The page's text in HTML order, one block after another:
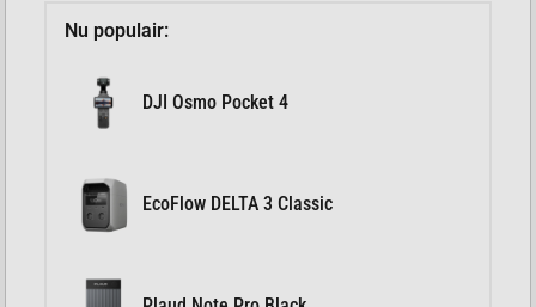
Nu populair:
DJI Osmo Pocket 4
EcoFlow DELTA 3 Classic